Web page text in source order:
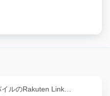
イルのRakuten Link…